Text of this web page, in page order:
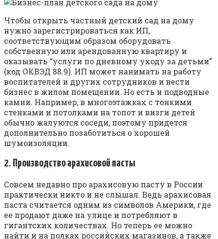
Чтобы открыть частный детский сад на дому
нужно зарегистрироваться как ИП,
соответствующим образом оборудовать
собственную или арендованную квартиру и
оказывать “услуги по дневному уходу за детьми”
(код ОКВЭД 88.9). ИП может нанимать на работу
воспитателей и других сотрудников и вести
бизнес в жилом помещении. Но есть и подводные
камни. Например, в многоэтажках с тонкими
стенками и потолками на топот и визги детей
обычно жалуются соседи, поэтому придется
дополнительно позаботиться о хорошей
шумоизоляции.
2. Производство арахисовой пасты
Совсем недавно про арахисовую пасту в России
практически никто и не слышал. Ведь арахисовая
паста считается одним из символов Америки, где
ее продают даже на улице и потребляют в
гигантских количествах. Но теперь ее можно
найти и на полках российских магазинов, а также